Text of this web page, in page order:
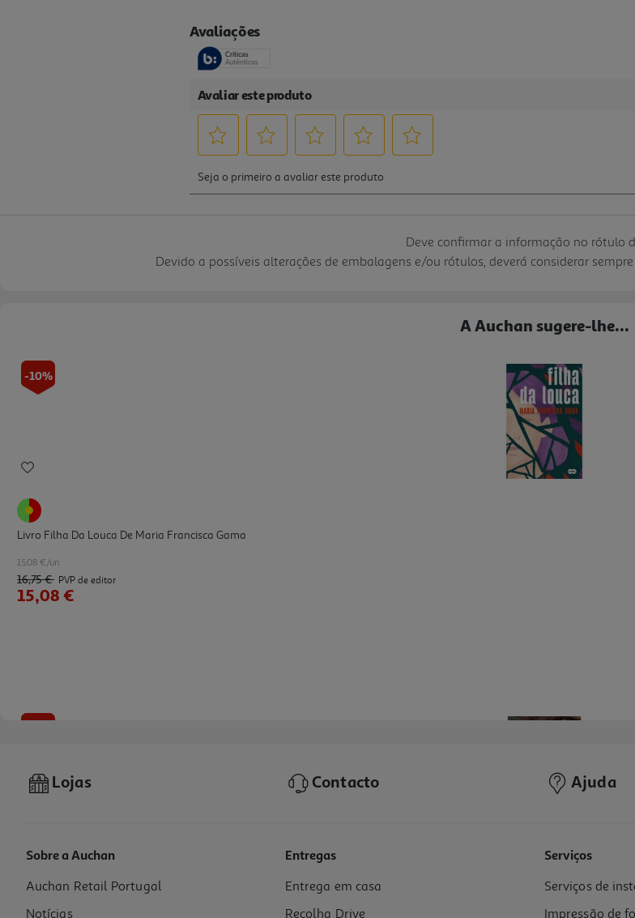
Deve confirmar a informação no rótulo
Devido a possíveis alterações de embalagens e/ou rótulos, deverá considerar
A Auchan sugere-lhe...
-10%
Livro Filha Da Louca De Maria Francisca Gama
15.08 €/un
16,75 € PVP de editor
15,08 €
Livro Revolução (livro Bolso) De Hugo Gonçalves
13.46 €/un
Lojas Contacto Ajuda
Sobre a Auchan
Auchan Retail Portugal
Notícias
Entregas
Entrega em casa
Recolha Drive
Serviços
Serviços de
Impressão de